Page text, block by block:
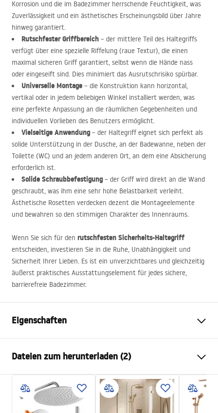
Korrosion und die im Badezimmer herrschende Feuchtigkeit, was
Zuverlässigkeit und ein ästhetisches Erscheinungsbild über Jahre
hinweg garantiert.
Rutschfester Griffbereich – der mittlere Teil des Haltegriffs
verfügt über eine spezielle Riffelung (raue Textur), die einen
maximal sicheren Griff garantiert, selbst wenn die Hände nass
oder eingeseift sind. Dies minimiert das Ausrutschrisiko spürbar.
Universelle Montage – die Konstruktion kann horizontal,
vertikal oder in jedem beliebigen Winkel installiert werden, was
eine perfekte Anpassung an die räumlichen Gegebenheiten und
individuellen Vorlieben des Benutzers ermöglicht.
Vielseitige Anwendung– der Haltegriff eignet sich perfekt als
solide Unterstützung in der Dusche, an der Badewanne, neben der
Toilette (WC) und an jedem anderen Ort, an dem eine Absicherung
erforderlich ist.
Solide Schraubbefestigung– der Griff wird direkt an die Wand
geschraubt, was ihm eine sehr hohe Belastbarkeit verleiht.
Ästhetische Rosetten verdecken dezent die Montageelemente
und bewahren so den stimmigen Charakter des Innenraums.
Wenn Sie sich für den rutschfesten Sicherheits-Haltegriff
entscheiden, investieren Sie in die Ruhe, Unabhängigkeit und
Sicherheit Ihrer Lieben. Es ist ein unverzichtbares und gleichzeitig
äußerst praktisches Ausstattungselement für jedes sichere,
barrierefreie Badezimmer.
Eigenschaften
Material
Edelstahl
Montageart
Zum Anschrauben
Breite
430
mm
Höhe
55
mm
Dateien zum herunterladen (2)
Garantiebedingungen
Warranty_Terms_and_Conditions_Accessories_-_24.pdf